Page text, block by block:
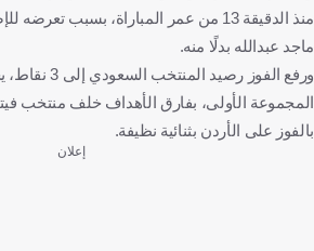
منذ الدقيقة 13 من عمر المباراة، بسبب
ماجد عبدالله بدلًا منه.
ورفع الفوز رصيد
المجموعة الأولى، بفارق الأهداف خلف منتخب
بالفوز على الأردن بثنائية نظيفة.
إعلان